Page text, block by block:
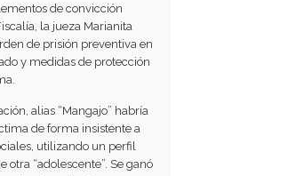
de convicción
la jueza Marianita
de prisión preventiva en
y medidas de protección
alias “Mangajo” habría
de forma insistente a
utilizando un perfil
otra “adolescente”. Se ganó